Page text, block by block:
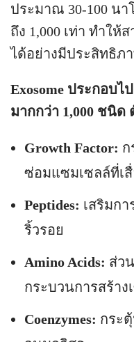
ประมาณ 30-100 นา
ถึง 1,000 เท่า ทำให้
ได้อย่างมีประสิทธิภ
Exosome ประกอบไ
มากกว่า 1,000 ชนิด
Growth Factor: ก
ซ่อมแซมเซลล์ที่เ
Peptides: เสริมก
ริ้วรอย
Amino Acids: ส่ว
กระบวนการสร้า
Coenzymes: กระ